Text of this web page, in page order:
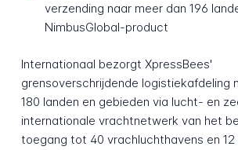
verzending naar meer dan 196
NimbusGlobal-product
Internationaal bezorgt XpressBees'
grensoverschrijdende logistiekafdeling
180 landen en gebieden via lucht- en
internationale vrachtnetwerk van het
toegang tot 40 vrachluchthavens en 12